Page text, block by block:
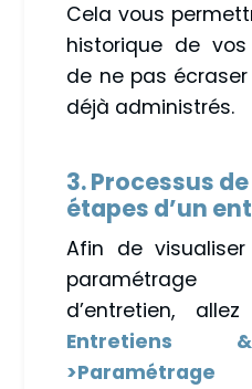
Cela vous
historique de
de ne pas
déjà administrés.
3. Processus
étapes d’un
Afin de
paramétrage
d’entretien,
Entretiens